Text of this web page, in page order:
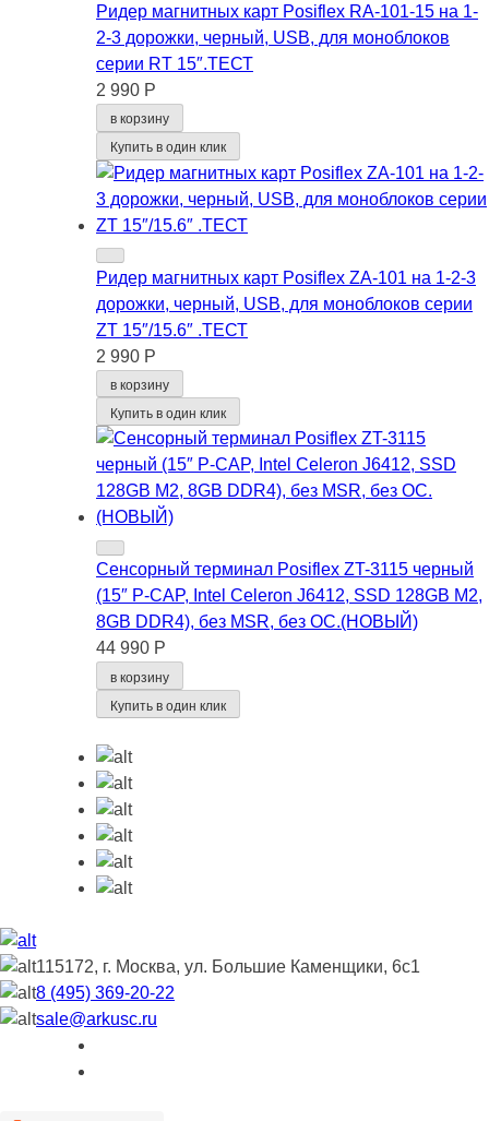
Ридер магнитных карт Posiflex RA-101-15 на 1-
2-3 дорожки, черный, USB, для моноблоков
серии RT 15″.ТЕСТ
2 990 Р
в корзину
Купить в один клик
Ридер магнитных карт Posiflex ZA-101 на 1-2-3
дорожки, черный, USB, для моноблоков серии
ZT 15″/15.6″ .ТЕСТ
2 990 Р
в корзину
Купить в один клик
Сенсорный терминал Posiflex ZT-3115 черный
(15″ P-CAP, Intel Celeron J6412, SSD 128GB M2,
8GB DDR4), без MSR, без ОС.(НОВЫЙ)
44 990 Р
в корзину
Купить в один клик
115172, г. Москва, ул. Большие Каменщики, 6с1
8 (495) 369-20-22
sale@arkusc.ru